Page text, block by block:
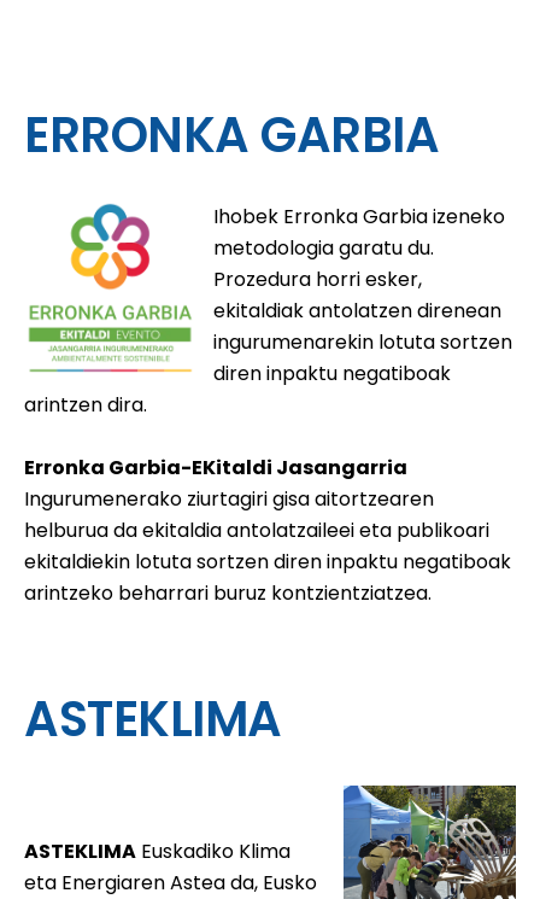
ERRONKA GARBIA
Ihobek Erronka Garbia izeneko
metodologia garatu du.
Prozedura horri esker,
ekitaldiak antolatzen direnean
ingurumenarekin lotuta sortzen
diren inpaktu negatiboak
arintzen dira.
Erronka Garbia-EKitaldi Jasangarria
Ingurumenerako ziurtagiri gisa aitortzearen
helburua da ekitaldia antolatzaileei eta publikoari
ekitaldiekin lotuta sortzen diren inpaktu negatiboak
arintzeko beharrari buruz kontzientziatzea.
ASTEKLIMA
ASTEKLIMA Euskadiko Klima
eta Energiaren Astea da, Eusko